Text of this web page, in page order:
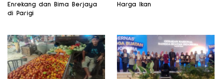
Enrekang dan Bima Berjaya
di Parigi
Harga Ikan